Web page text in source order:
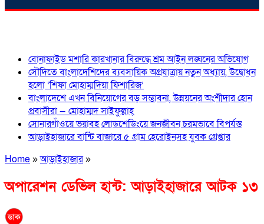
বোনাফাইড মশারি কারখানার বিরুদ্ধে শ্রম আইন লঙ্ঘনের অভিযোগ
সৌদিতে বাংলাদেশিদের ব্যবসায়িক অগ্রযাত্রায় নতুন অধ্যায়, উদ্বোধন
হলো ‘শিফা মোহাম্মদিয়া ফিশারিজ’
বাংলাদেশে এখন বিনিয়োগের বড় সম্ভাবনা, উন্নয়নের অংশীদার হোন
প্রবাসীরা — মোহাম্মদ সাইফুল্লাহ্
সোনারগাঁওয়ে ভয়াবহ লোডশেডিংয়ে জনজীবন চরমভাবে বিপর্যস্ত
আড়াইহাজারে বান্টি বাজারে ৫ গ্রাম হেরোইনসহ যুবক গ্রেপ্তার
Home»আড়াইহাজার»
অপারেশন ডেভিল হান্ট: আড়াইহাজারে আটক ১৩